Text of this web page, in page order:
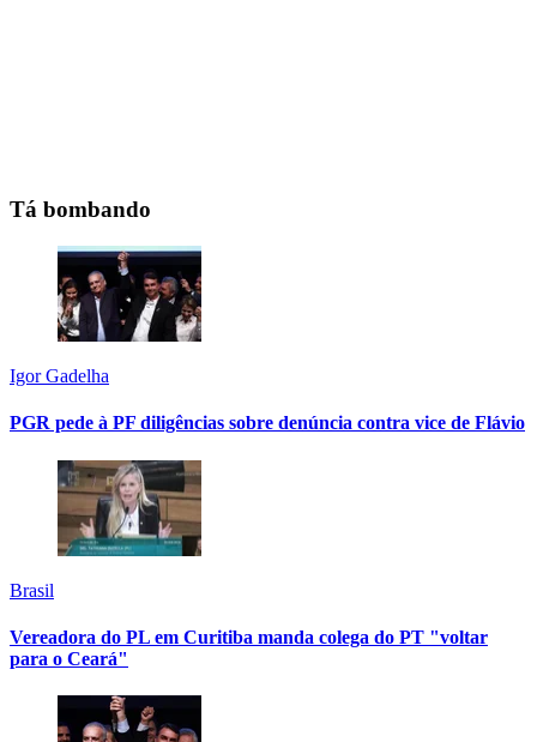
Tá bombando
Igor Gadelha
PGR pede à PF diligências sobre denúncia contra vice de Flávio
Brasil
Vereadora do PL em Curitiba manda colega do PT "voltar
para o Ceará"